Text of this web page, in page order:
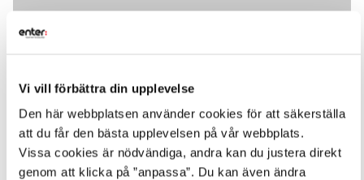
Vi vill förbättra din upplevelse
Den här webbplatsen använder cookies för att säkerställa
att du får den bästa upplevelsen på vår webbplats.
Vissa cookies är nödvändiga, andra kan du justera direkt
genom att klicka på ”anpassa”. Du kan även ändra